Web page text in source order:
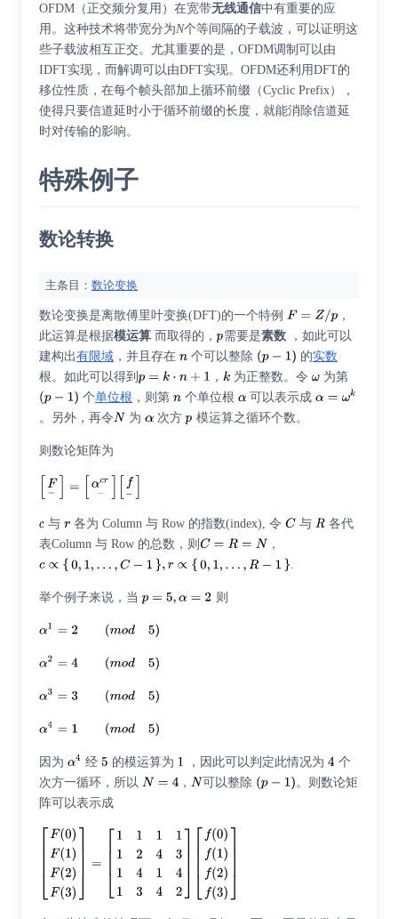
OFDM（正交频分复用）在宽带无线通信中有重要的应
用。这种技术将带宽分为N个等间隔的子载波，可以证明这
些子载波相互正交。尤其重要的是，OFDM调制可以由
IDFT实现，而解调可以由DFT实现。OFDM还利用DFT的
移位性质，在每个帧头部加上循环前缀（Cyclic Prefix），
使得只要信道延时小于循环前缀的长度，就能消除信道延
时对传输的影响。
特殊例子
数论转换
主条目： 数论变换
数论变换是离散傅里叶变换(DFT)的一个特例
，
此运算是根据模运算 而取得的， 需要是素数 ，如此可以
建构出有限域 ，并且存在 个可以整除 的实数
根。如此可以得到
， 为正整数。令
为第
个单位根 ，则第 个单位根
可以表示成
。另外，再令
为 次方 模运算之循环个数。
则数论矩阵为
与 各为 Column 与 Row 的指数(index), 令 与
各代
表Column 与 Row 的总数，则
，
举个例子来说，当 则
因为 经 的模运算为 ，因此可以判定此情况为
个
次方一循环，所以
， 可以整除
。则数论矩
阵可以表示成